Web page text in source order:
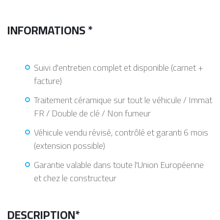
INFORMATIONS *
Suivi d'entretien complet et disponible (carnet +
facture)
Traitement céramique sur tout le véhicule / Immat
FR / Double de clé / Non fumeur
Véhicule vendu révisé, contrôlé et garanti 6 mois
(extension possible)
Garantie valable dans toute l'Union Européenne
et chez le constructeur
DESCRIPTION*